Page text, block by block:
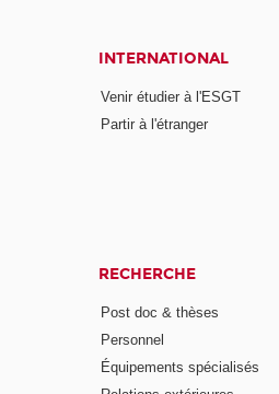
INTERNATIONAL
Venir étudier à l'ESGT
Partir à l'étranger
RECHERCHE
Post doc & thèses
Personnel
Équipements spécialisés